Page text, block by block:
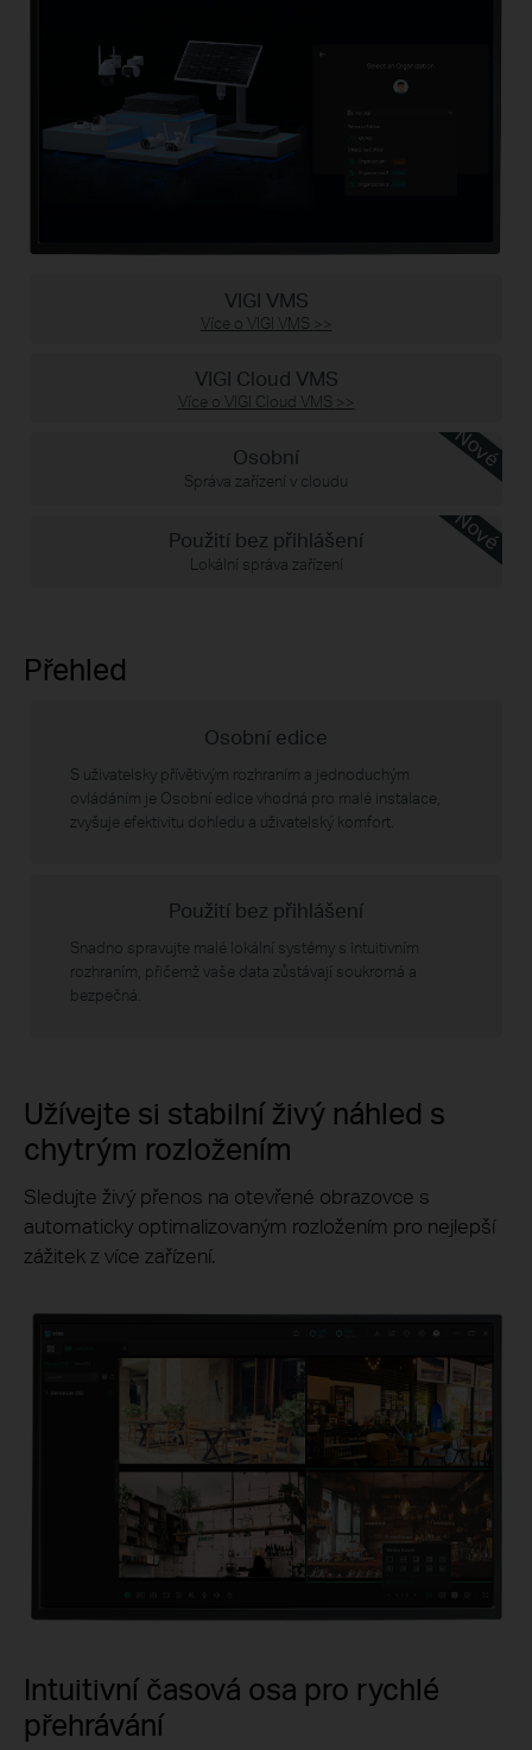
VIGI VMS
Více o VIGI VMS >>
VIGI Cloud VMS
Více o VIGI Cloud VMS >>
Osobní Nové
Správa zařízení v cloudu
Použití bez přihlášení Nové
Lokální správa zařízení
Přehled
Osobní edice
S uživatelsky přívětivým rozhraním a jednoduchým
ovládáním je Osobní edice vhodná pro malé instalace,
zvyšuje efektivitu dohledu a uživatelský komfort.
Použití bez přihlášení
Snadno spravujte malé lokální systémy s intuitivním
rozhraním, přičemž vaše data zůstávají soukromá a
bezpečná.
Užívejte si stabilní živý náhled s
chytrým rozložením
Sledujte živý přenos na otevřené obrazovce s
automaticky optimalizovaným rozložením pro nejlepší
zážitek z více zařízení.
Intuitivní časová osa pro rychlé
přehrávání